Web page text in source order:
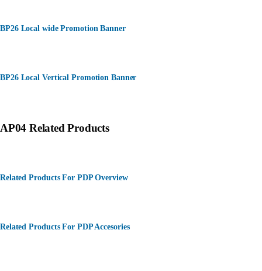
BP26 Local wide Promotion Banner
BP26 Local Vertical Promotion Banner
AP04 Related Products
Related Products For PDP Overview
Related Products For PDP Accesories